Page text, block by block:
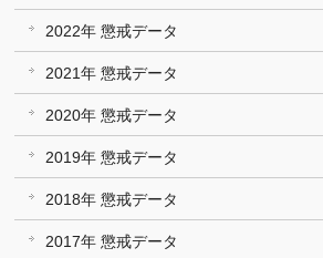
2022年 懲戒データ
2021年 懲戒データ
2020年 懲戒データ
2019年 懲戒データ
2018年 懲戒データ
2017年 懲戒データ